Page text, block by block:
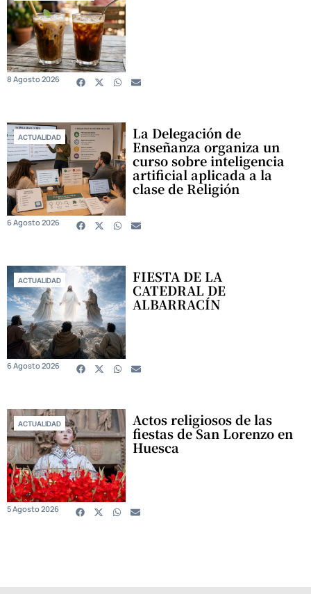
8 Agosto 2026
ACTUALIDAD La Delegación de
Enseñanza organiza un
curso sobre inteligencia
artificial aplicada a la
clase de Religión
6 Agosto 2026
ACTUALIDAD FIESTA DE LA
CATEDRAL DE
ALBARRACÍN
6 Agosto 2026
ACTUALIDAD Actos religiosos de las
fiestas de San Lorenzo en
Huesca
5 Agosto 2026